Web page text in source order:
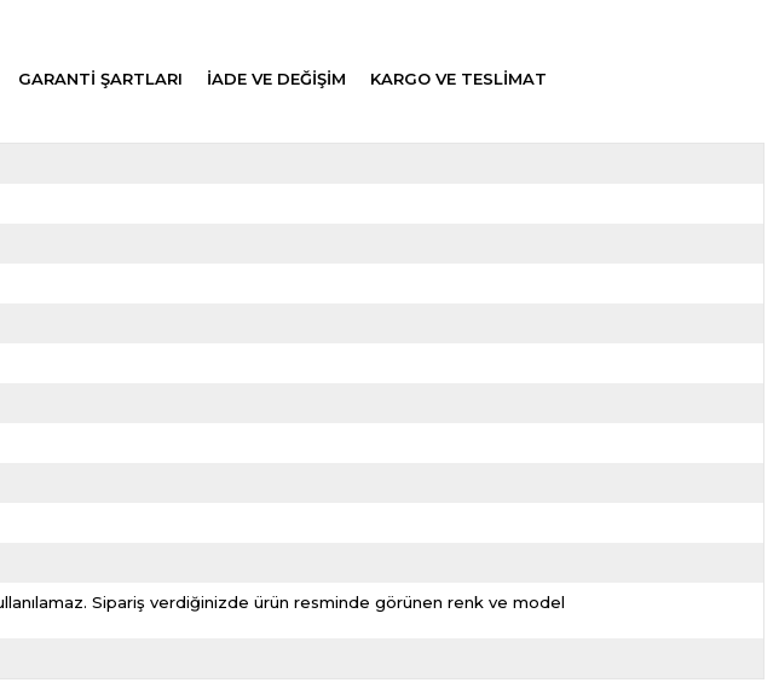
GARANTİ ŞARTLARI İADE VE DEĞİŞİM KARGO VE TESLİMAT
Sipariş verdiğinizde ürün resminde görünen renk ve model